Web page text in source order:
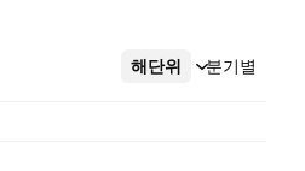
해단위 분기별
더보기